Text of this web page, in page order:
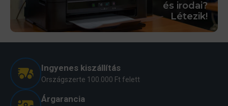
és irodai?
Létezik!
Ingyenes kiszállítás
Országszerte 100.000 Ft felett
Árgarancia